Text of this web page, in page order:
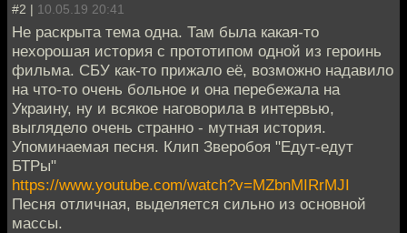
#2 | 10.05.19 20:41
Не раскрыта тема одна. Там была какая-то
нехорошая история с прототипом одной из героинь
фильма. СБУ как-то прижало её, возможно надавило
на что-то очень больное и она перебежала на
Украину, ну и всякое наговорила в интервью,
выглядело очень странно - мутная история.
Упоминаемая песня. Клип Зверобоя "Едут-едут
БТРы"
https://www.youtube.com/watch?v=MZbnMIRrMJI
Песня отличная, выделяется сильно из основной
массы.